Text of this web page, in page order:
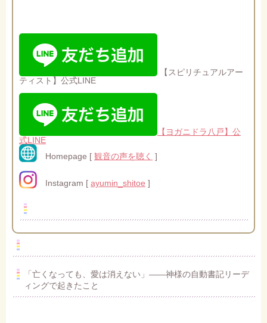
【スピリチュアルアー
ティスト】公式LINE
【ヨガニドラ八戸】公
式LINE
Homepage [ 観音の声を聴く ]
Instagram [ ayumin_shitoe ]
「亡くなっても、愛は消えない」——神様の自動書記リーデ
ィングで起きたこと